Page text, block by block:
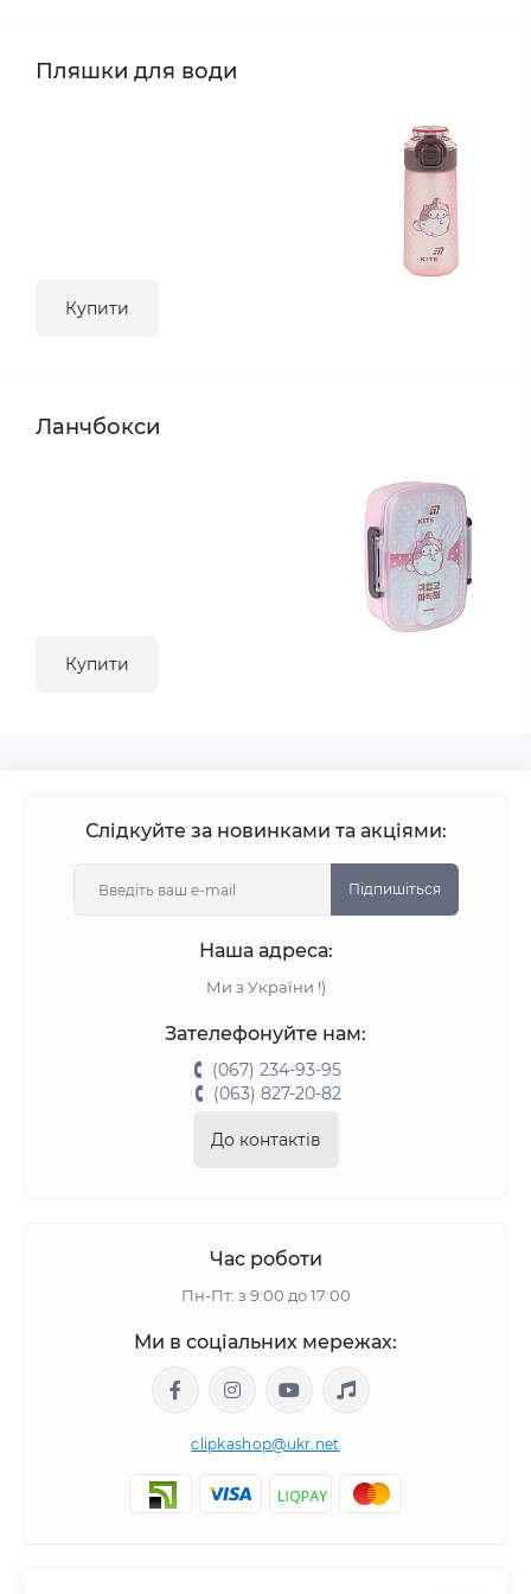
Пляшки для води
Купити
Ланчбокси
Купити
Слідкуйте за новинками та акціями:
Підпишіться
Наша адреса:
Ми з України !)
Зателефонуйте нам:
(067) 234-93-95
(063) 827-20-82
До контактів
Час роботи
Пн-Пт: з 9:00 до 17:00
Ми в соціальних мережах:
clipkashop@ukr.net